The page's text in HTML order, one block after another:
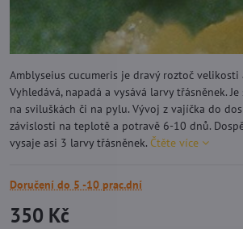
Amblyseius cucumeris je dravý roztoč velikosti
Vyhledává, napadá a vysává larvy třásněnek.
na sviluškách či na pylu. Vývoj z vajíčka do
závislosti na teplotě a potravě 6-10 dnů.
vysaje asi 3 larvy třásněnek. Čtěte více
Doručení do 5 -10 prac.dní
350 Kč